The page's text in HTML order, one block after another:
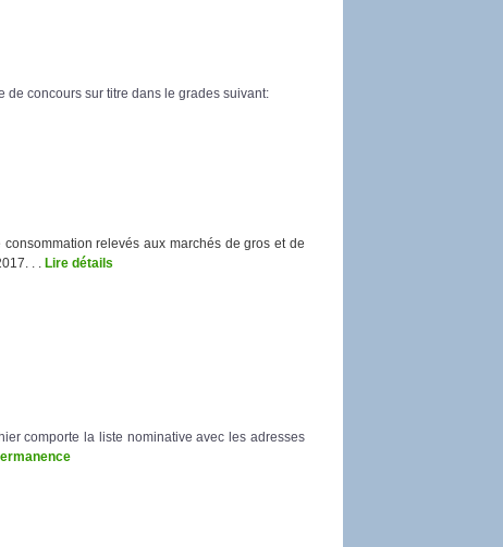
de concours sur titre dans le grades suivant:
relevés aux marchés de gros et de
. .
Lire détails
comporte la liste nominative avec les adresses